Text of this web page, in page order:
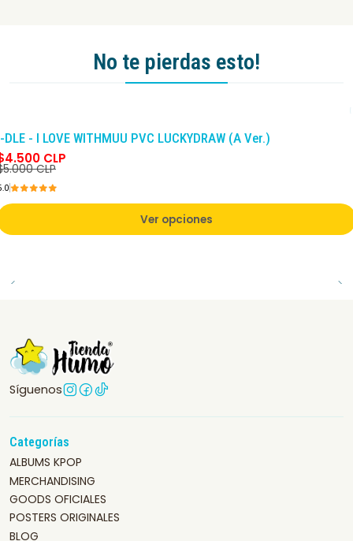
No te pierdas esto!
DLE - I LOVE WITHMUU PVC LUCKYDRAW (A Ver.)
CLP
CLP
Ver opciones
Síguenos
Categorías
ALBUMS KPOP
MERCHANDISING
GOODS OFICIALES
POSTERS ORIGINALES
BLOG